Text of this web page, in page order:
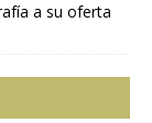
a su oferta